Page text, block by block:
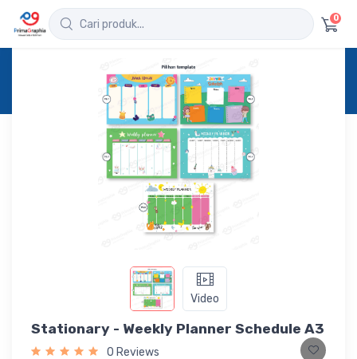
0
Produk
Stationary - Weekly Planner Schedule A3
Video
Stationary - Weekly Planner Schedule A3
0 Reviews